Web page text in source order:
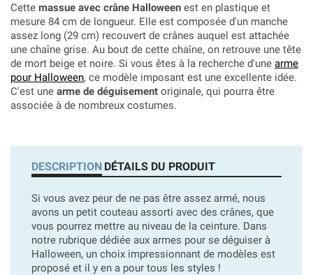
Cette massue avec crâne Halloween est en plastique et
mesure 84 cm de longueur. Elle est composée d'un manche
assez long (29 cm) recouvert de crânes auquel est attachée
une chaîne grise. Au bout de cette chaîne, on retrouve une tête
de mort beige et noire. Si vous êtes à la recherche d'une arme
pour Halloween, ce modèle imposant est une excellente idée.
C'est une arme de déguisement originale, qui pourra être
associée à de nombreux costumes.
DESCRIPTION DÉTAILS DU PRODUIT
Si vous avez peur de ne pas être assez armé, nous
avons un petit couteau assorti avec des crânes, que
vous pourrez mettre au niveau de la ceinture. Dans
notre rubrique dédiée aux armes pour se déguiser à
Halloween, un choix impressionnant de modèles est
proposé et il y en a pour tous les styles !